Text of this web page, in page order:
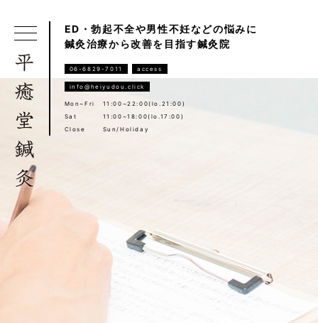
ED・勃起不全や男性不妊などの悩みに
鍼灸治療から改善を目指す鍼灸院
06-6829-7011 access
info@heiyudou.click
Mon~Fri
11:00~22:00(lo.21:00)
Sat
11:00~18:00(lo.17:00)
Close
Sun/Holiday